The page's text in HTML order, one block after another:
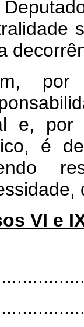
e, por
é
VI e